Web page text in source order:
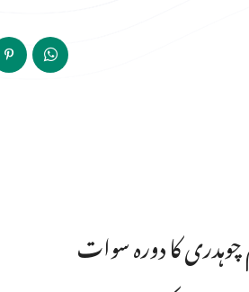
کا دورہ سوات